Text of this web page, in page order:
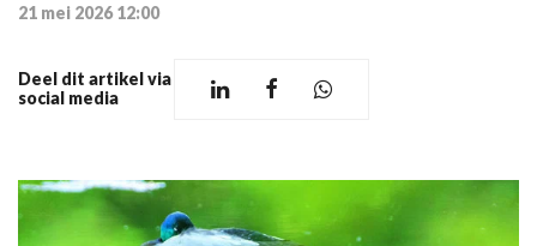
21 mei 2026 12:00
Deel dit artikel via
social media